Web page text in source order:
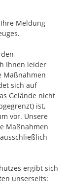
Meldung
Ihnen leider
Maßnahmen
sich auf
Gelände nicht
ist,
vor. Unsere
Maßnahmen
ergibt sich
unserseits: